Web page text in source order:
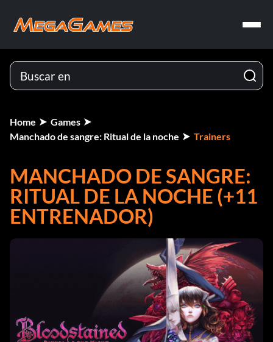
Home
Games
Manchado de sangre: Ritual de la noche
Trainers
MANCHADO DE SANGRE:
RITUAL DE LA NOCHE (+11
ENTRENADOR)